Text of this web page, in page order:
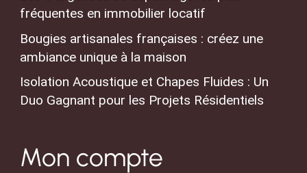
fréquentes en immobilier locatif
Bougies artisanales françaises : créez une
ambiance unique à la maison
Isolation Acoustique et Chapes Fluides : Un
Duo Gagnant pour les Projets Résidentiels
Mon compte